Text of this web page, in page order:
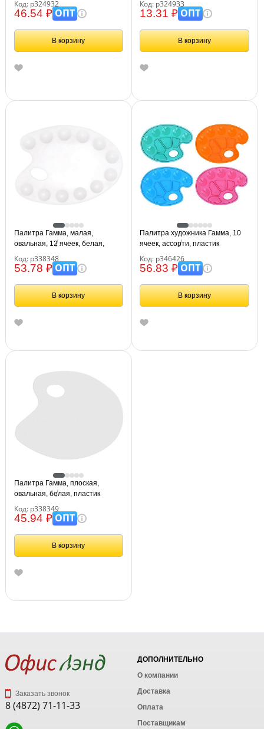
Код: р324932
46.54 ₽ОПТ
В корзину
Код: р324933
13.31 ₽ОПТ
В корзину
Палитра Гамма, малая,
овальная, 12 ячеек, белая,
Код: р338348
53.78 ₽ОПТ
В корзину
Палитра художника Гамма, 10
ячеек, ассорти, пластик
Код: р346426
56.83 ₽ОПТ
В корзину
Палитра Гамма, плоская,
овальная, белая, пластик
Код: р338349
45.94 ₽ОПТ
В корзину
Заказать звонок
8 (4872) 71-11-33
ДОПОЛНИТЕЛЬНО
О компании
Доставка
Оплата
Поставщикам